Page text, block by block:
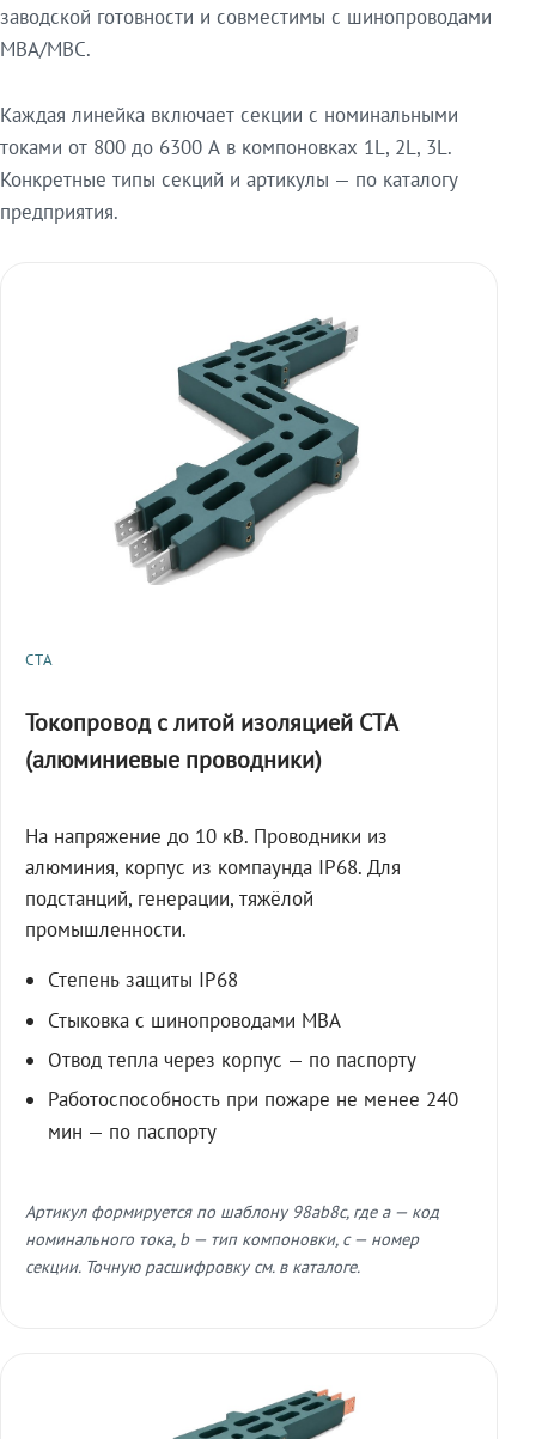
заводской готовности и совместимы с шинопроводами
МВА/МВС.
Каждая линейка включает секции с номинальными
токами от 800 до 6300 А в компоновках 1L, 2L, 3L.
Конкретные типы секций и артикулы — по каталогу
предприятия.
СТА
Токопровод с литой изоляцией СТА
(алюминиевые проводники)
На напряжение до 10 кВ. Проводники из
алюминия, корпус из компаунда IP68. Для
подстанций, генерации, тяжёлой
промышленности.
Степень защиты IP68
Стыковка с шинопроводами МВА
Отвод тепла через корпус — по паспорту
Работоспособность при пожаре не менее 240
мин — по паспорту
Артикул формируется по шаблону 98ab8c, где a — код
номинального тока, b — тип компоновки, c — номер
секции. Точную расшифровку см. в каталоге.